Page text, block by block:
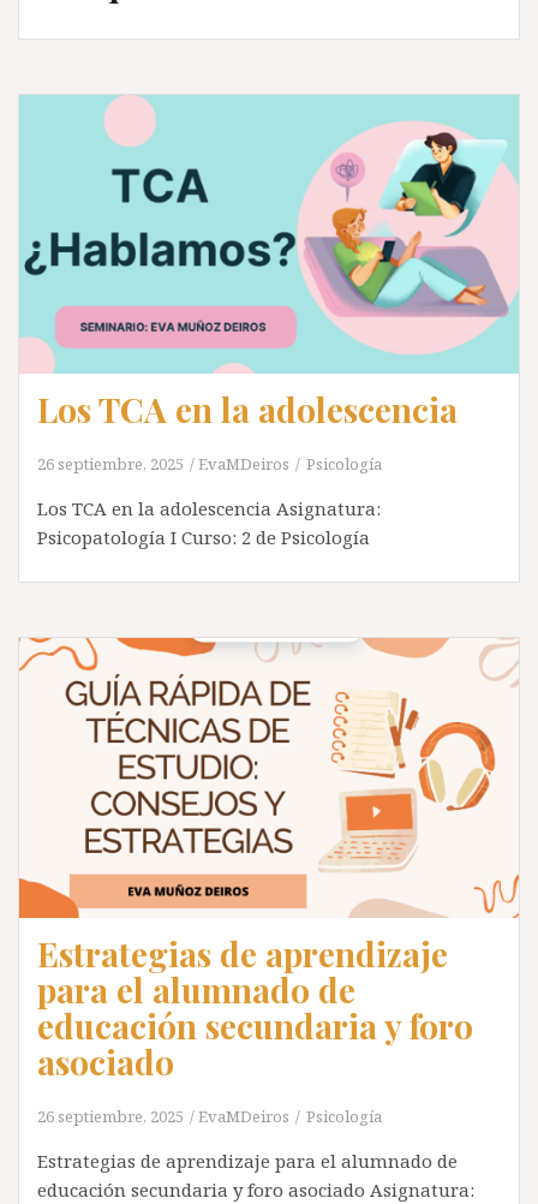
Los TCA en la adolescencia
26 septiembre, 2025 EvaMDeiros Psicología
Los TCA en la adolescencia Asignatura:
Psicopatología I Curso: 2 de Psicología
Estrategias de aprendizaje
para el alumnado de
educación secundaria y foro
asociado
26 septiembre, 2025 EvaMDeiros Psicología
Estrategias de aprendizaje para el alumnado de
educación secundaria y foro asociado Asignatura: